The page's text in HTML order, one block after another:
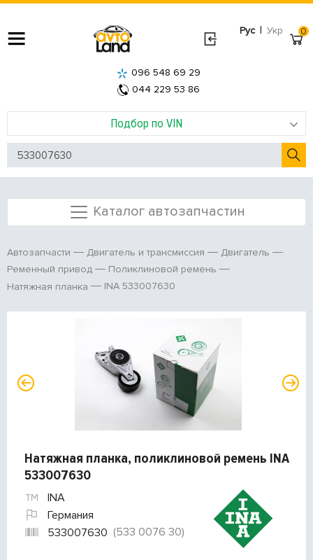
Рус | Укр
Подбор по VIN
096 548 69 29
044 229 53 86
0
Каталог автозапчастин
Автозапчасти Двигатель и трансмиссия
Двигатель
Ременный привод
Поликлиновой ремень
Натяжная планка
INA 533007630
Натяжная планка, поликлиновой ремень INA
533007630
INA
Германия
533007630 (533 0076 30)